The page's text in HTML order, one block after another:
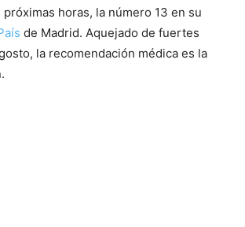
horas, la número 13 en su
de Madrid. Aquejado de fuertes
la recomendación médica es la